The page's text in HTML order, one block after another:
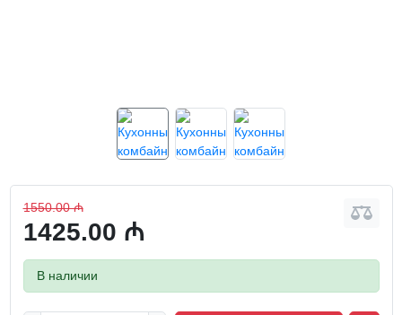
1550.00 ₼
1425.00 ₼
В наличии